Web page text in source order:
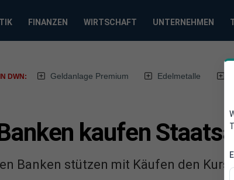
FINANZEN WIRTSCHAFT UNTERNEHMEN
DWN: Geldanlage Premium Edelmetalle
kaufen
Banken stützen mit Käufen den